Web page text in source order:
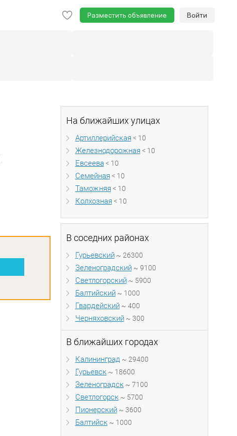
Разместить объявление Войти
На ближайших улицах
Артиллерийская < 10
Железнодорожная < 10
Евсеева < 10
Семейная < 10
Таможняя < 10
Колхозная < 10
В соседних районах
Гурьевский~ 26300
Зеленоградский~ 9100
Светлогорский~ 5900
Балтийский~ 1000
Гвардейский~ 400
Черняховский~ 300
В ближайших городах
Калининград ~ 29400
Гурьевск ~ 18600
Зеленоградск ~ 7100
Светлогорск ~ 5700
Пионерский~ 3600
Балтийск ~ 1000